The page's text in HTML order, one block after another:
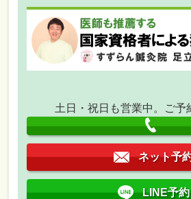
土日・祝日も営業中。ご予
ネット予
LINE予約